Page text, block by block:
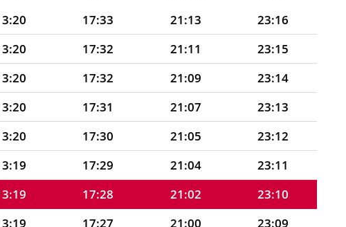
17:33 21:13
23:16
17:32 21:11
23:15
17:32 21:09
23:14
17:31 21:07
23:13
17:30 21:05
23:12
17:29 21:04
23:11
17:28 21:02
23:10
17:27 21:00
23:09